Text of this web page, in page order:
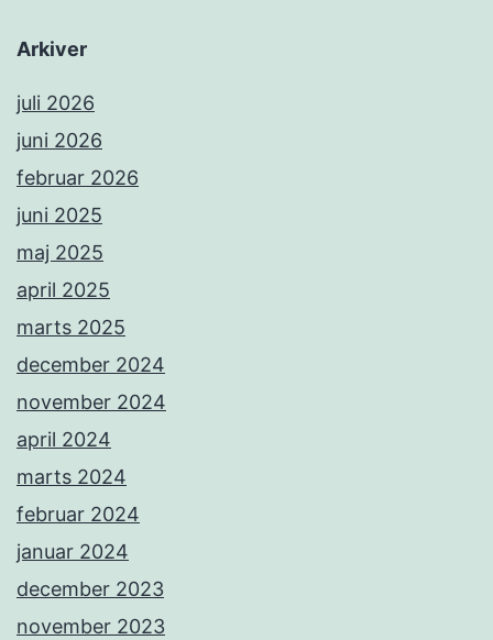
Arkiver
juli 2026
juni 2026
februar 2026
juni 2025
maj 2025
april 2025
marts 2025
december 2024
november 2024
april 2024
marts 2024
februar 2024
januar 2024
december 2023
november 2023